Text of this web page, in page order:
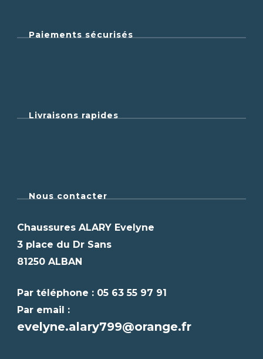
Paiements sécurisés
Livraisons rapides
Nous contacter
Chaussures ALARY Evelyne
3 place du Dr Sans
81250 ALBAN
Par téléphone : 05 63 55 97 91
Par email :
evelyne.alary799@orange.fr